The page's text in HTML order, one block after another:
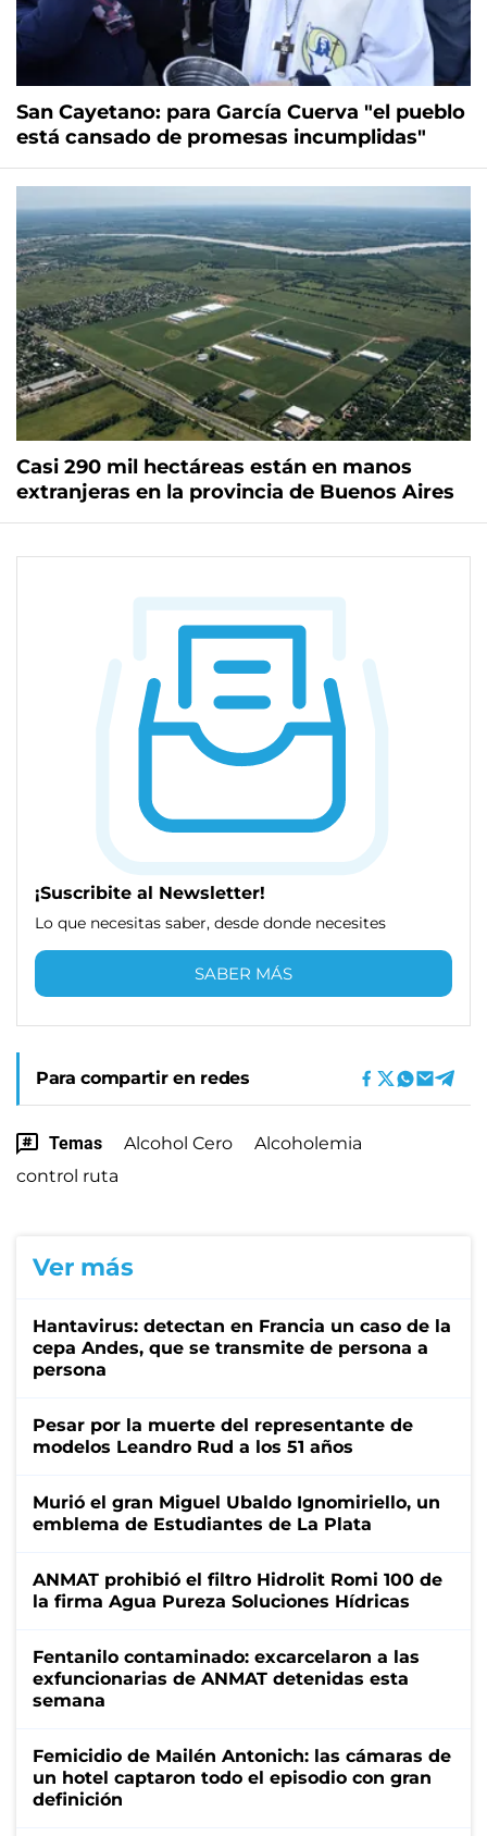
San Cayetano: para García Cuerva "el pueblo
está cansado de promesas incumplidas"
Casi 290 mil hectáreas están en manos
extranjeras en la provincia de Buenos Aires
¡Suscribite al Newsletter!
Lo que necesitas saber, desde donde necesites
SABER MÁS
Para compartir en redes
Temas Alcohol Cero
Alcoholemia
control ruta
Ver más
Hantavirus: detectan en Francia un caso de la
cepa Andes, que se transmite de persona a
persona
Pesar por la muerte del representante de
modelos Leandro Rud a los 51 años
Murió el gran Miguel Ubaldo Ignomiriello, un
emblema de Estudiantes de La Plata
ANMAT prohibió el filtro Hidrolit Romi 100 de
la firma Agua Pureza Soluciones Hídricas
Fentanilo contaminado: excarcelaron a las
exfuncionarias de ANMAT detenidas esta
semana
Femicidio de Mailén Antonich: las cámaras de
un hotel captaron todo el episodio con gran
definición